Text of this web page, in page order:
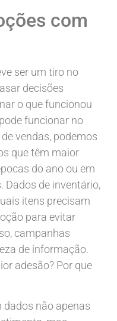
com
ser um tiro no
decisões
o que funcionou
funcionar no
vendas, podemos
que têm maior
do ano ou em
Dados de inventário,
itens precisam
para evitar
campanhas
de informação.
adesão? Por que
dados não apenas